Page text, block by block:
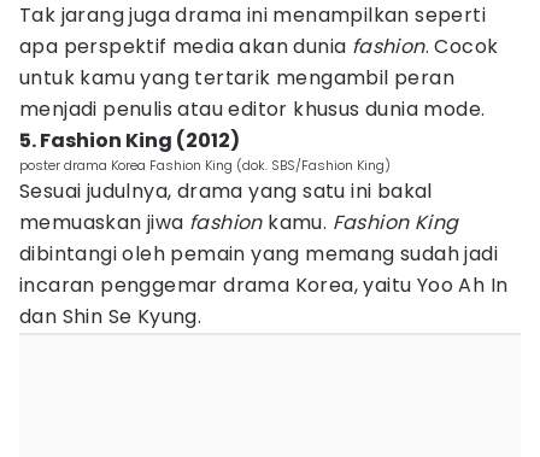
Tak jarang juga drama ini menampilkan seperti
apa perspektif media akan dunia fashion. Cocok
untuk kamu yang tertarik mengambil peran
menjadi penulis atau editor khusus dunia mode.
5. Fashion King (2012)
poster drama Korea Fashion King (dok. SBS/Fashion King)
Sesuai judulnya, drama yang satu ini bakal
memuaskan jiwa fashionkamu. Fashion King
dibintangi oleh pemain yang memang sudah jadi
incaran penggemar drama Korea, yaitu Yoo Ah In
dan Shin Se Kyung.